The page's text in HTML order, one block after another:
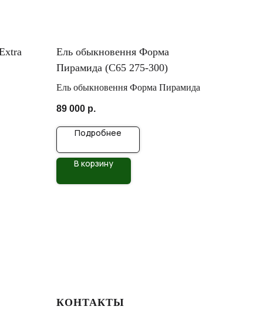
Ель обыкновення Форма
Пирамида (C65 275-300)
Ель обыкновення Форма Пирамида
89 000 р.
Подробнее
В корзину
КОНТАКТЫ